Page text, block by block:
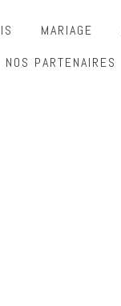
MARIAGE
NOS PARTENAIRES